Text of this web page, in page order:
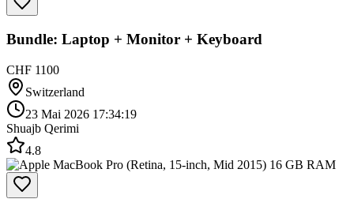
Bundle: Laptop + Monitor + Keyboard
CHF 1100
Switzerland
23 Mai 2026 17:34:19
Shuajb Qerimi
4.8